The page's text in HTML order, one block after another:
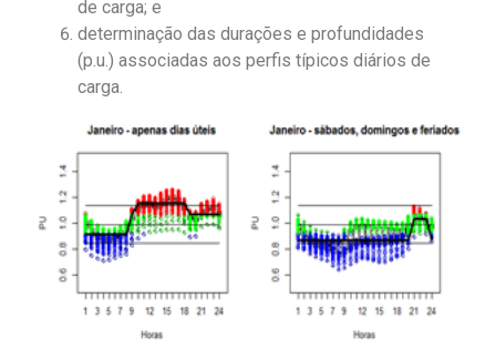
de carga; e
determinação das durações e profundidades
(p.u.) associadas aos perfis típicos diários de
carga.